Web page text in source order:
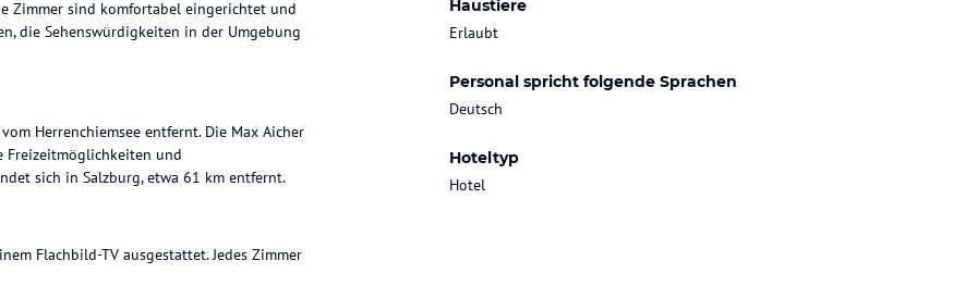
Haustiere
Erlaubt
Personal spricht folgende Sprachen
Deutsch
Hoteltyp
Hotel
Zimmer sind komfortabel eingerichtet und
die Sehenswürdigkeiten in der Umgebung
Herrenchiemsee entfernt. Die Max Aicher
Freizeitmöglichkeiten und
sich in Salzburg, etwa 61 km entfernt.
Flachbild-TV ausgestattet. Jedes Zimmer